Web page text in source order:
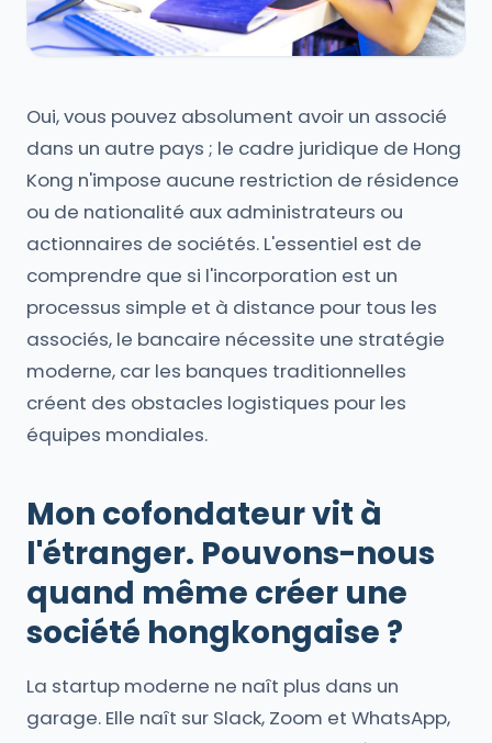
Oui, vous pouvez absolument avoir un associé
dans un autre pays ; le cadre juridique de Hong
Kong n'impose aucune restriction de résidence
ou de nationalité aux administrateurs ou
actionnaires de sociétés. L'essentiel est de
comprendre que si l'incorporation est un
processus simple et à distance pour tous les
associés, le bancaire nécessite une stratégie
moderne, car les banques traditionnelles
créent des obstacles logistiques pour les
équipes mondiales.
Mon cofondateur vit à
l'étranger. Pouvons-nous
quand même créer une
société hongkongaise ?
La startup moderne ne naît plus dans un
garage. Elle naît sur Slack, Zoom et WhatsApp,